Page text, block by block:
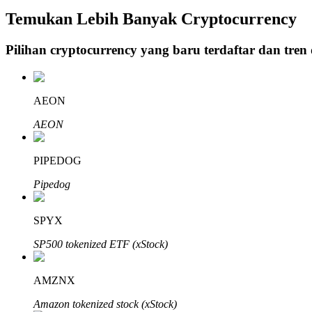
Penguncian BTR
Temukan Lebih Banyak Cryptocurrency
Pilihan cryptocurrency yang baru terdaftar dan tren
AEON
AEON
PIPEDOG
Pipedog
SPYX
SP500 tokenized ETF (xStock)
AMZNX
Amazon tokenized stock (xStock)